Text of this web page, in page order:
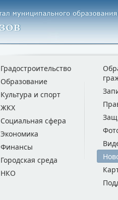
Градостроительство
Образование
Культура и спорт
ЖКХ
Социальная сфера
Экономика
Финансы
Городская среда
НКО